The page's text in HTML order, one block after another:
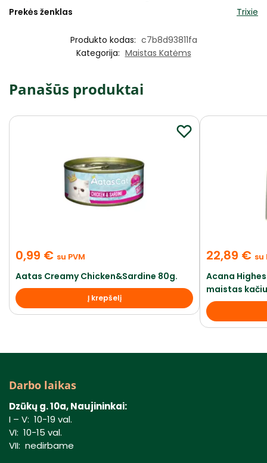
Prekės ženklas Trixie
Produkto kodas: c7b8d93811fa
Kategorija: Maistas Katėms
Panašūs produktai
0,99 € su PVM
Aatas Creamy Chicken&Sardine 80g.
Į krepšelį
22,89 € su
Acana
maistas
Darbo laikas
Dzūkų g. 10a, Naujininkai:
I – V: 10-19 val.
VI: 10-15 val.
VII: nedirbame